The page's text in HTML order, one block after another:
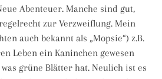
Abenteuer. Manche sind gut,
zur Verzweiflung. Mein
auch bekannt als „Mopsie“) z.B.
Leben ein Kaninchen gewesen
grüne Blätter hat. Neulich ist es